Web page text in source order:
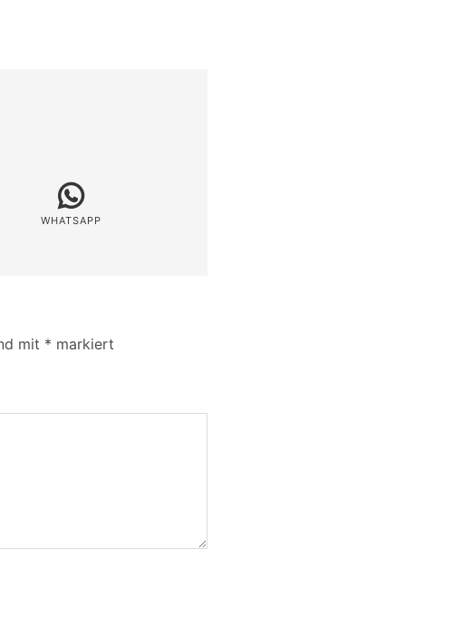
WHATSAPP
mit * markiert